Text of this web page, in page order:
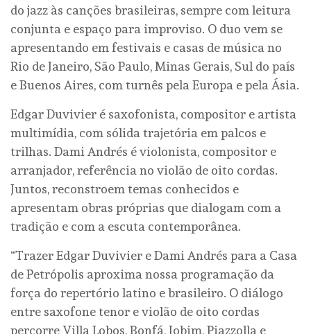
do jazz às canções brasileiras, sempre com leitura
conjunta e espaço para improviso. O duo vem se
apresentando em festivais e casas de música no
Rio de Janeiro, São Paulo, Minas Gerais, Sul do país
e Buenos Aires, com turnês pela Europa e pela Ásia.
Edgar Duvivier é saxofonista, compositor e artista
multimídia, com sólida trajetória em palcos e
trilhas. Dami Andrés é violonista, compositor e
arranjador, referência no violão de oito cordas.
Juntos, reconstroem temas conhecidos e
apresentam obras próprias que dialogam com a
tradição e com a escuta contemporânea.
“Trazer Edgar Duvivier e Dami Andrés para a Casa
de Petrópolis aproxima nossa programação da
força do repertório latino e brasileiro. O diálogo
entre saxofone tenor e violão de oito cordas
percorre Villa Lobos, Bonfá, Jobim, Piazzolla e